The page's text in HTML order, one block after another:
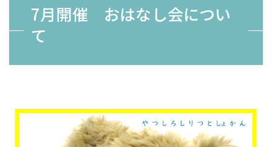
7月開催 おはなし会につい
て